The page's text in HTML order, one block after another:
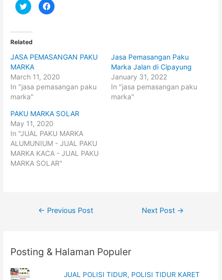
C
l
t
o
s
h
a
r
e
o
n
T
w
i
t
e
r
(
O
p
e
n
s
i
C
l
h
a
o
n
F
b
o
o
k
(
O
p
e
n
s
i
n
Related
JASA PEMASANGAN PAKU
MARKA
March 11, 2020
In "jasa pemasangan paku
marka"
Jasa Pemasangan Paku
Marka Jalan di Cipayung
January 31, 2022
In "jasa pemasangan paku
marka"
PAKU MARKA SOLAR
May 11, 2020
In "JUAL PAKU MARKA
ALUMUNIUM - JUAL PAKU
MARKA KACA - JUAL PAKU
MARKA SOLAR"
Post
← Previous Post Next Post →
Posting & Halaman Populer
JUAL POLISI TIDUR, POLISI TIDUR KARET